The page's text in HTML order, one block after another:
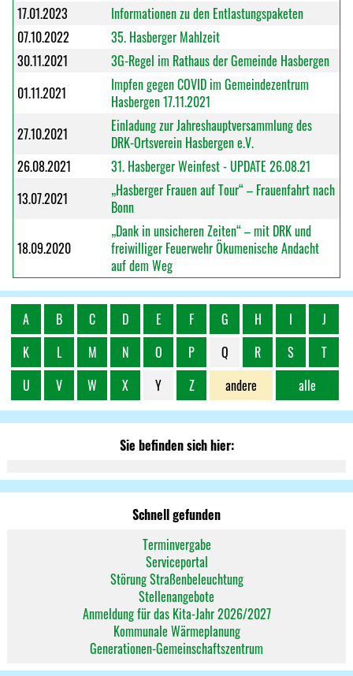
17.01.2023
Informationen zu den Entlastungspaketen
07.10.2022
35. Hasberger Mahlzeit
30.11.2021
3G-Regel im Rathaus der Gemeinde Hasbergen
01.11.2021
Impfen gegen COVID im Gemeindezentrum
Hasbergen 17.11.2021
27.10.2021
Einladung zur Jahreshauptversammlung des
DRK-Ortsverein Hasbergen e.V.
26.08.2021
31. Hasberger Weinfest - UPDATE 26.08.21
13.07.2021
„Hasberger Frauen auf Tour“ – Frauenfahrt nach
Bonn
18.09.2020
„Dank in unsicheren Zeiten“ – mit DRK und
freiwilliger Feuerwehr Ökumenische Andacht
auf dem Weg
alle
A B C D E F G H I
J
K
L M N O P Q R S
T
U
V W X Y Z andere
Sie befinden sich hier:
Schnell gefunden
Terminvergabe
Serviceportal
Störung Straßenbeleuchtung
Stellenangebote
Anmeldung für das Kita-Jahr 2026/2027
Kommunale Wärmeplanung
Generationen-Gemeinschaftszentrum